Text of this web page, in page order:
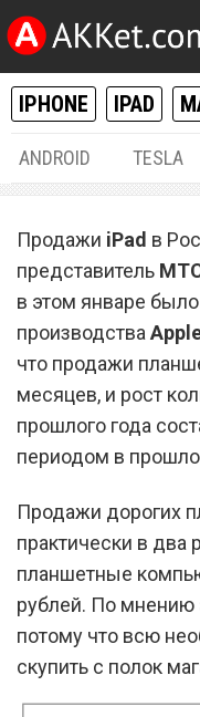
IPHONE IPAD
ANDROID TESLA
iPad в
Продажи iPad в
представитель
в этом январе
производства
что продажи
месяцев, и рост
прошлого года
периодом в
Продажи дорогих
практически в два
планшетные
рублей. По мнению
потому что всю
скупить с полок